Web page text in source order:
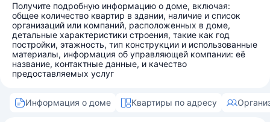
Получите подробную информацию о доме, включая:
общее количество квартир в здании, наличие и список
организаций или компаний, расположенных в доме,
детальные характеристики строения, такие как год
постройки, этажность, тип конструкции и использованные
материалы, информация об управляющей компании: её
название, контактные данные, и качество
предоставляемых услуг
Информация о доме Квартиры по адресу